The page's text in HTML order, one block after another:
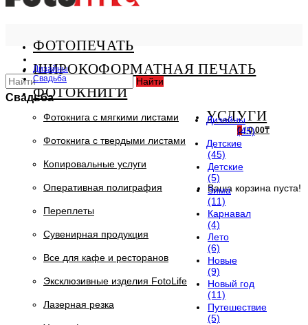
ФОТОПЕЧАТЬ
ШИРОКОФОРМАТНАЯ ПЕЧАТЬ
ФОТОКНИГИ
Фотокнига с мягкими листами
Фотокнига с твердыми листами
УСЛУГИ
Копировальные услуги
Оперативная полиграфия
Переплеты
Сувенирная продукция
Все для кафе и ресторанов
Эксклюзивные изделия FotoLife
Лазерная резка
Найти
0 / 0.00₸
Ваша корзина пуста!
Дизайны
Свадьба
Свадьба
Дизайны
(45)
Детские
(45)
Детские
(5)
Зима
(11)
Карнавал
(4)
Лето
(6)
Новые
(9)
Новый год
(11)
Путешествие
(5)